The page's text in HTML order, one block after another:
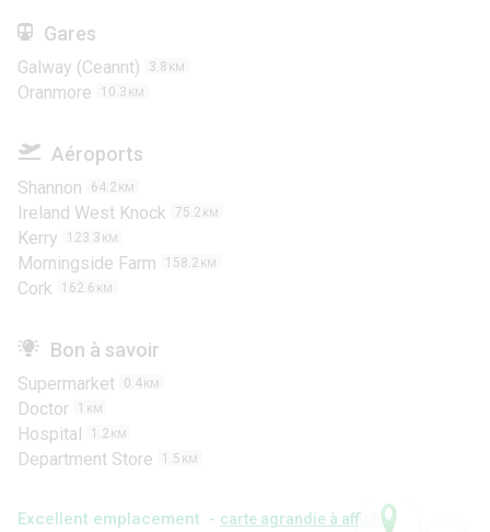
Gares
Galway (Ceannt) 3.8 KM
Oranmore 10.3 KM
Aéroports
Shannon 64.2 KM
Ireland West Knock 75.2 KM
Kerry 123.3 KM
Morningside Farm 158.2 KM
Cork 162.6 KM
Bon à savoir
Supermarket 0.4 KM
Doctor 1 KM
Hospital 1.2 KM
Department Store 1.5 KM
Excellent emplacement - carte agrandie à afficher